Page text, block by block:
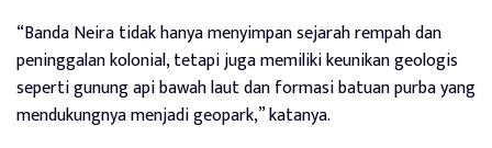
“Banda Neira tidak hanya menyimpan sejarah rempah dan
peninggalan kolonial, tetapi juga memiliki keunikan geologis
seperti gunung api bawah laut dan formasi batuan purba yang
mendukungnya menjadi geopark,” katanya.